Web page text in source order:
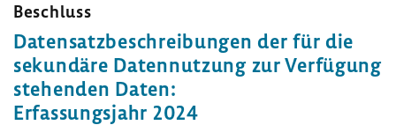
Beschluss
Daten­satz­be­schrei­bungen der für die
sekun­däre Daten­nut­zung zur Verfü­gung
stehenden Daten:
Erfas­sungs­jahr 2024